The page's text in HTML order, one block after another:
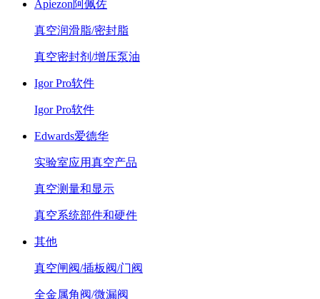
Apiezon阿佩佐
真空润滑脂/密封脂
真空密封剂/增压泵油
Igor Pro软件
Igor Pro软件
Edwards爱德华
实验室应用真空产品
真空测量和显示
真空系统部件和硬件
其他
真空闸阀/插板阀/门阀
全金属角阀/微漏阀